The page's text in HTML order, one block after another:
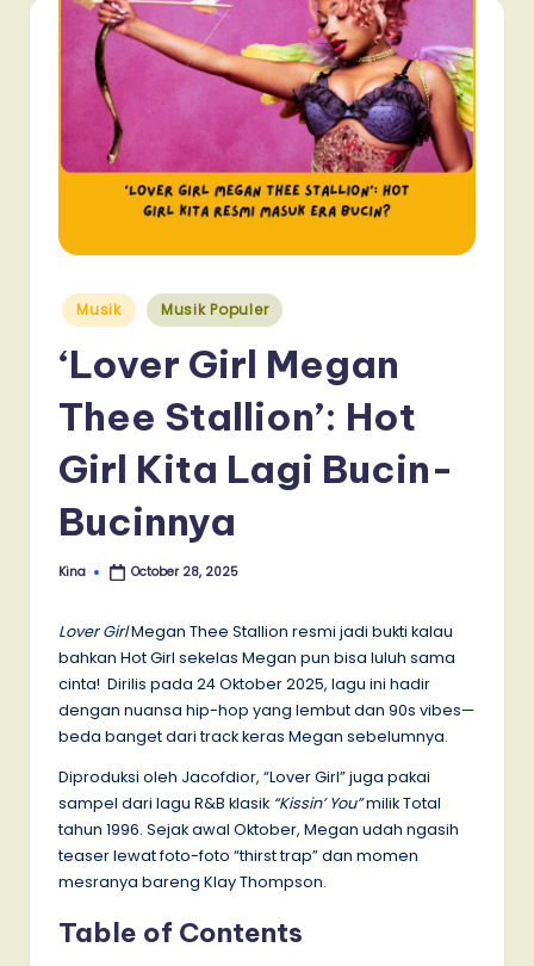
Posted
in
Musik Musik Populer
‘Lover Girl Megan
Thee Stallion’: Hot
Girl Kita Lagi Bucin-
Bucinnya
Posted
Kina October 28, 2025
Lover GirlMegan Thee Stallion resmi jadi bukti kalau
bahkan Hot Girl sekelas Megan pun bisa luluh sama
cinta! Dirilis pada 24 Oktober 2025, lagu ini hadir
dengan nuansa hip-hop yang lembut dan 90s vibes—
beda banget dari track keras Megan sebelumnya.
Diproduksi oleh Jacofdior, “Lover Girl” juga pakai
sampel dari lagu R&B klasik “Kissin’ You”milik Total
tahun 1996. Sejak awal Oktober, Megan udah ngasih
teaser lewat foto-foto “thirst trap” dan momen
mesranya bareng Klay Thompson.
Table of Contents